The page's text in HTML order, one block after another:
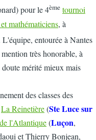
pour le 4ème tournoi
mathématiciens, à
entourée à Nantes
très honorable, à
mérité mieux mais
des classes des
La Reinetière(Ste Luce sur
l'Atlantique(Luçon,
et Thierry Bonjean,